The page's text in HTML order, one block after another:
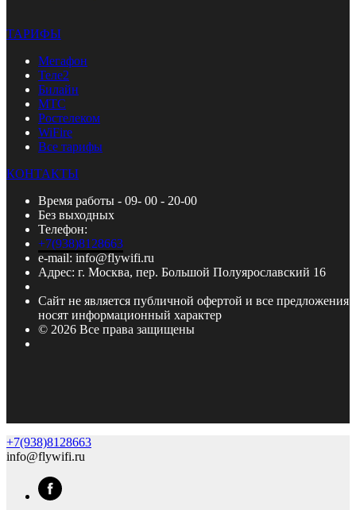
ТАРИФЫ
Мегафон
Теле2
Билайн
МТС
Ростелеком
WiFire
Все тарифы
КОНТАКТЫ
Время работы - 09- 00 - 20-00
Без выходных
Телефон:
+7(938)8128663
e-mail: info@flywifi.ru
Адрес: г. Москва, пер. Большой Полуярославский 16
Сайт не является публичной офертой и все предложения
носят информационный характер
© 2026 Все права защищены
+7(938)8128663
info@flywifi.ru